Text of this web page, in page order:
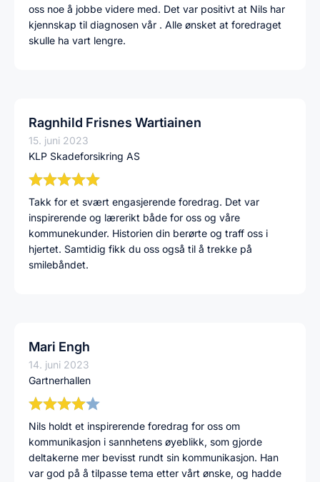
oss noe å jobbe videre med. Det var positivt at Nils har
kjennskap til diagnosen vår . Alle ønsket at foredraget
skulle ha vart lengre.
Ragnhild Frisnes Wartiainen
15. juni 2023
KLP Skadeforsikring AS
Takk for et svært engasjerende foredrag. Det var
inspirerende og lærerikt både for oss og våre
kommunekunder. Historien din berørte og traff oss i
hjertet. Samtidig fikk du oss også til å trekke på
smilebåndet.
Mari Engh
14. juni 2023
Gartnerhallen
Nils holdt et inspirerende foredrag for oss om
kommunikasjon i sannhetens øyeblikk, som gjorde
deltakerne mer bevisst rundt sin kommunikasjon. Han
var god på å tilpasse tema etter vårt ønske, og hadde